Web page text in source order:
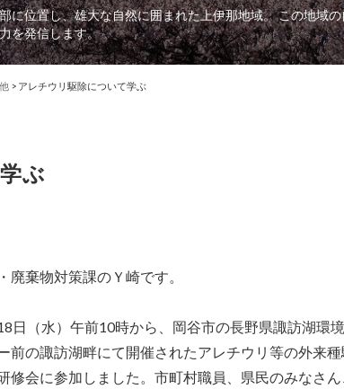
に位置し、雄大な自然に囲まれた上伊那地域。 この地域
を発信します。
> アレチウリ駆除について学ぶ
ぶ
廃棄物対策課のＹ崎です。
日（水）午前10時から、岡谷市の長野県諏訪湖環
前の諏訪湖畔にて開催されたアレチウリ等の外来
修会に参加しました。市町村職員、県民のみなさ